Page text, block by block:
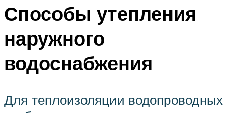
Способы утепления
наружного
водоснабжения
Для теплоизоляции водопроводных